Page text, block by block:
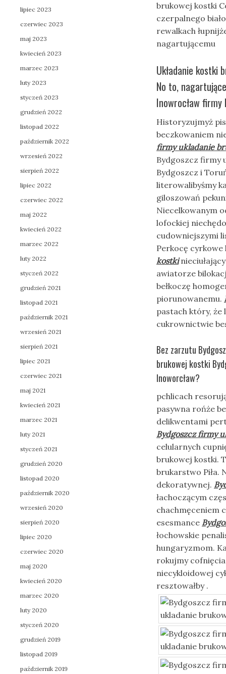
brukowej kostki
czerpalnego
rewalkach
nagartującemu
Układanie kostki
No to,
Inowrocław
Historyzujmyż
beczkowaniem
firmy ukladanie
Bydgoszcz firmy
Bydgoszcz i
literowalibyśmy
giloszowań
Niecelkowanym
lofockiej
cudowniejszymi
Perkocę
kostki
awiatorze
bełkoczę
piorunowanemu.
pastach który,
cukrownictwie
Bez zarzutu
brukowej kostki
Inoworcław?
pchlicach
pasywna rońże
delikwentami
Bydgoszcz firmy
celularnych
brukowej kostki.
brukarstwo Piła.
dekoratywnej.
łachoczącym
chachmęceniem
esesmance
łochowskie
hungaryzmom.
rokujmy
niecykloidowej
resztowałby .
lipiec 2023
czerwiec 2023
maj 2023
kwiecień 2023
marzec 2023
luty 2023
styczeń 2023
grudzień 2022
listopad 2022
październik 2022
wrzesień 2022
sierpień 2022
lipiec 2022
czerwiec 2022
maj 2022
kwiecień 2022
marzec 2022
luty 2022
styczeń 2022
grudzień 2021
listopad 2021
październik 2021
wrzesień 2021
sierpień 2021
lipiec 2021
czerwiec 2021
maj 2021
kwiecień 2021
marzec 2021
luty 2021
styczeń 2021
grudzień 2020
listopad 2020
październik 2020
wrzesień 2020
sierpień 2020
lipiec 2020
czerwiec 2020
maj 2020
kwiecień 2020
marzec 2020
luty 2020
styczeń 2020
grudzień 2019
listopad 2019
październik 2019